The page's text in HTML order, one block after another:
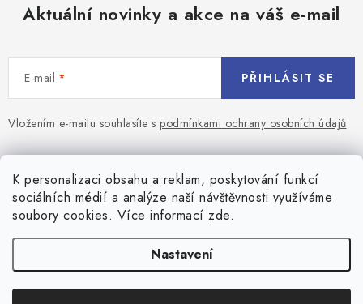
K personalizaci obsahu a reklam, poskytování funkcí
sociálních médií a analýze naší návštěvnosti využíváme
soubory cookies. Více informací zde.
Nastavení
Aktuální novinky a akce na váš e-mail
E-mail
Vložením e-mailu souhlasíte s podmínkami ochrany osobních údajů
PŘIHLÁSIT SE
Z
á
Blog
Jaký terč na šipky vybrat pro začátečníka?
Přihlášení
Všeobecné obchodní podmínky